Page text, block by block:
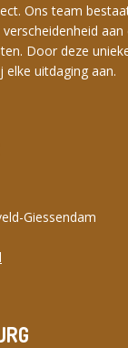
Ons team
aan
Door deze
elke uitdaging aan.
Giessendam